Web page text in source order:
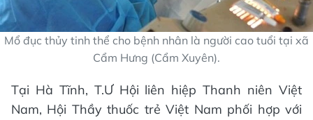
Mổ đục thủy tinh thể cho bệnh nhân là người cao tuổi tại xã
Cẩm Hưng (Cẩm Xuyên).
Tại Hà Tĩnh, T.Ư Hội liên hiệp Thanh niên Việt
Nam, Hội Thầy thuốc trẻ Việt Nam phối hợp với